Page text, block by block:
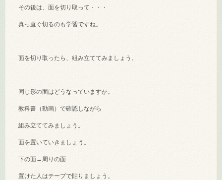
その後は、面を切り取って・・・
真っ直ぐ切るのも学習ですね。
面を切り取ったら、組み立ててみましょう。
同じ形の面はどうなっていますか。
教科書（動画）で確認しながら
組み立ててみましょう。
面を置いていきましょう。
下の面→周りの面
置けた人はテープで貼りましょう。